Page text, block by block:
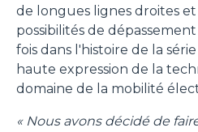
de longues lignes droites
possibilités de
fois dans l'histoire de la
haute expression de la
domaine de la mobilité
« Nous avons décidé de